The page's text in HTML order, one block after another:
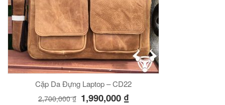
Cặp Da Đựng Laptop – CD22
2,700,000₫ 1,990,000 ₫